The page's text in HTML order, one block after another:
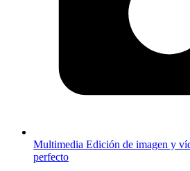
Multimedia Edición de imagen y
perfecto